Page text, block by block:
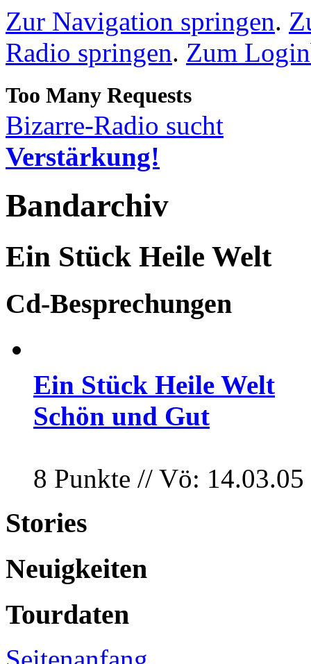
Zur Navigation springen.
Radio springen. Zum
Bizarre-Radio sucht
Verstärkung!
Bandarchiv
Ein Stück Heile Welt
Cd-Besprechungen
Ein Stück Heile Welt
Schön und Gut
8 Punkte // Vö: 14.03.05
Stories
Neuigkeiten
Tourdaten